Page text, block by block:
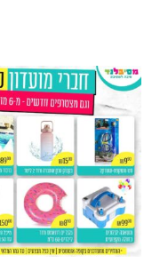
מין העובר רקכוס